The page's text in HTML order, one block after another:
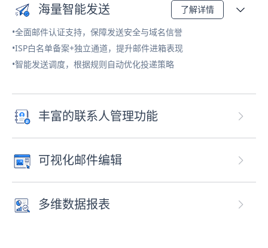
海量智能发送 了解详情
•全面邮件认证支持，保障发送安全与域名信誉
•ISP白名单备案+独立通道，提升邮件进箱表现
•智能发送调度，根据规则自动优化投递策略
丰富的联系人管理功能
可视化邮件编辑
多维数据报表